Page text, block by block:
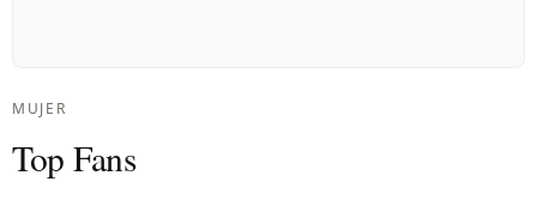
MUJER
Top Fans